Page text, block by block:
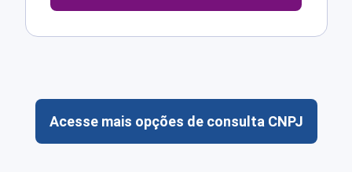
Acesse mais opções de consulta CNPJ